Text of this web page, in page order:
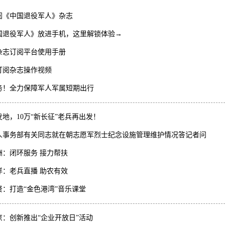
《中国退役军人》杂志
退役军人》放进手机，这里解锁体验→
志订阅平台使用手册
阅杂志操作视频
！全力保障军人军属短期出行
，10万“新长征”老兵再出发！
事务部有关同志就在朝志愿军烈士纪念设施管理维护情况答记者问
：闭环服务 接力帮扶
：老兵直播 助农有效
：打造“金色港湾”音乐课堂
：创新推出“企业开放日”活动